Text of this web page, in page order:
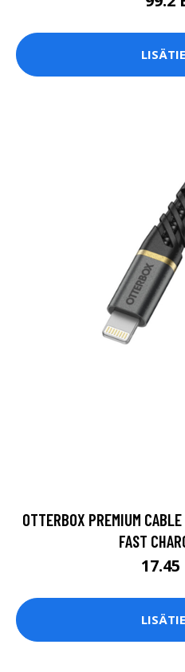
OTTERBOX PREMIUM
FAST
17.45